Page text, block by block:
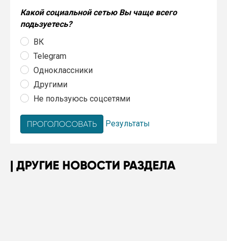
Какой социальной сетью Вы чаще всего
подьзуетесь?
ВК
Telegram
Одноклассники
Другими
Не пользуюсь соцсетями
Результаты
ДРУГИЕ НОВОСТИ РАЗДЕЛА